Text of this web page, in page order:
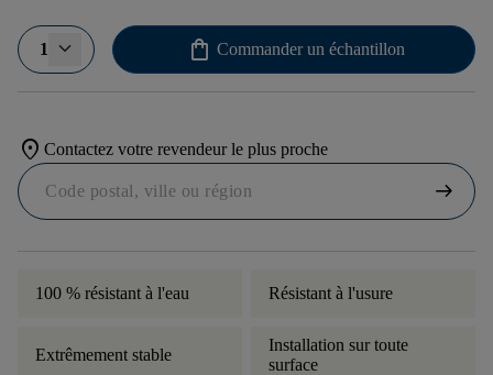
1 shopping_bag Commander un échantillon
location_on Contactez votre revendeur le plus proche
arrow_right_alt
100 % résistant à l'eau Résistant à l'usure
Extrêmement stable
Installation sur toute
surface